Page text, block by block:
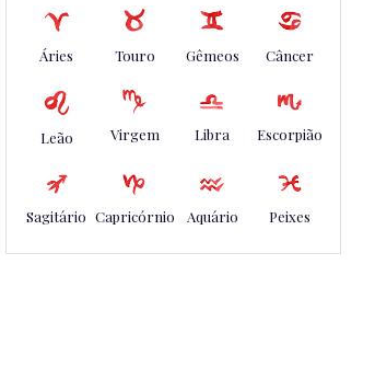
Áries Touro Gêmeos Câncer
Leão Virgem Libra Escorpião
Sagitário Capricórnio Aquário Peixes